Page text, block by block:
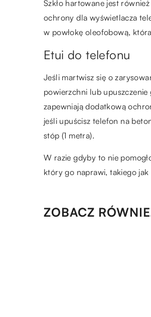
Szkło hartowane jest
ochrony dla wyświetlacza
w powłokę oleofobową,
Etui do telefonu
Jeśli martwisz się o
powierzchni lub
zapewniają dodatkową
jeśli upuścisz telefon na
stóp (1 metra).
W razie gdyby to nie
który go naprawi, takiego jak
ZOBACZ